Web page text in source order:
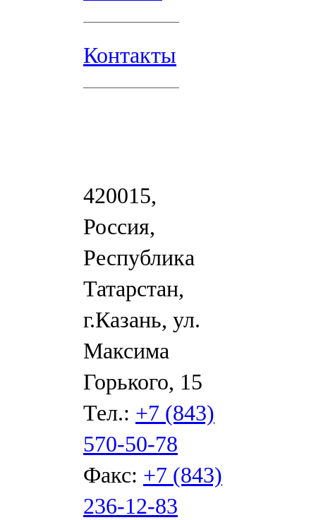
Контакты
420015,
Россия,
Республика
Татарстан,
г.Казань, ул.
Максима
Горького, 15
Тел.: +7 (843)
570-50-78
Факс: +7 (843)
236-12-83